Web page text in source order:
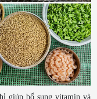
giúp bổ sung vitamin và